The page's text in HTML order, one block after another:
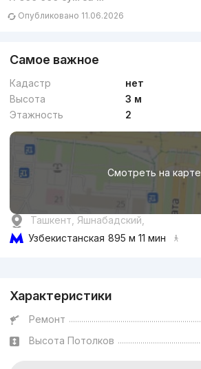
Опубликовано 11.06.2026
Самое важное
Кадастр
нет
Высота
3 м
Этажность
2
Смотреть на карте
Ташкент, Яшнабадский,
Узбекистанская 895 м 11 мин
Характеристики
Ремонт
Высота Потолков